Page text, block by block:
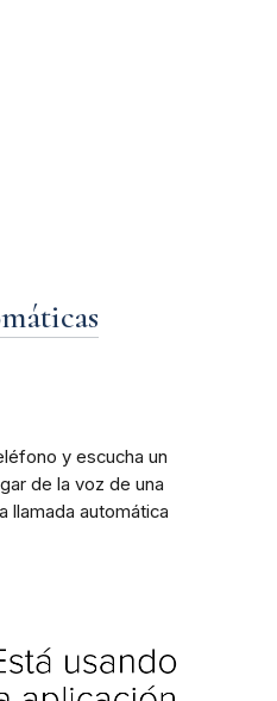
y escucha un
de la voz de una
llamada automática